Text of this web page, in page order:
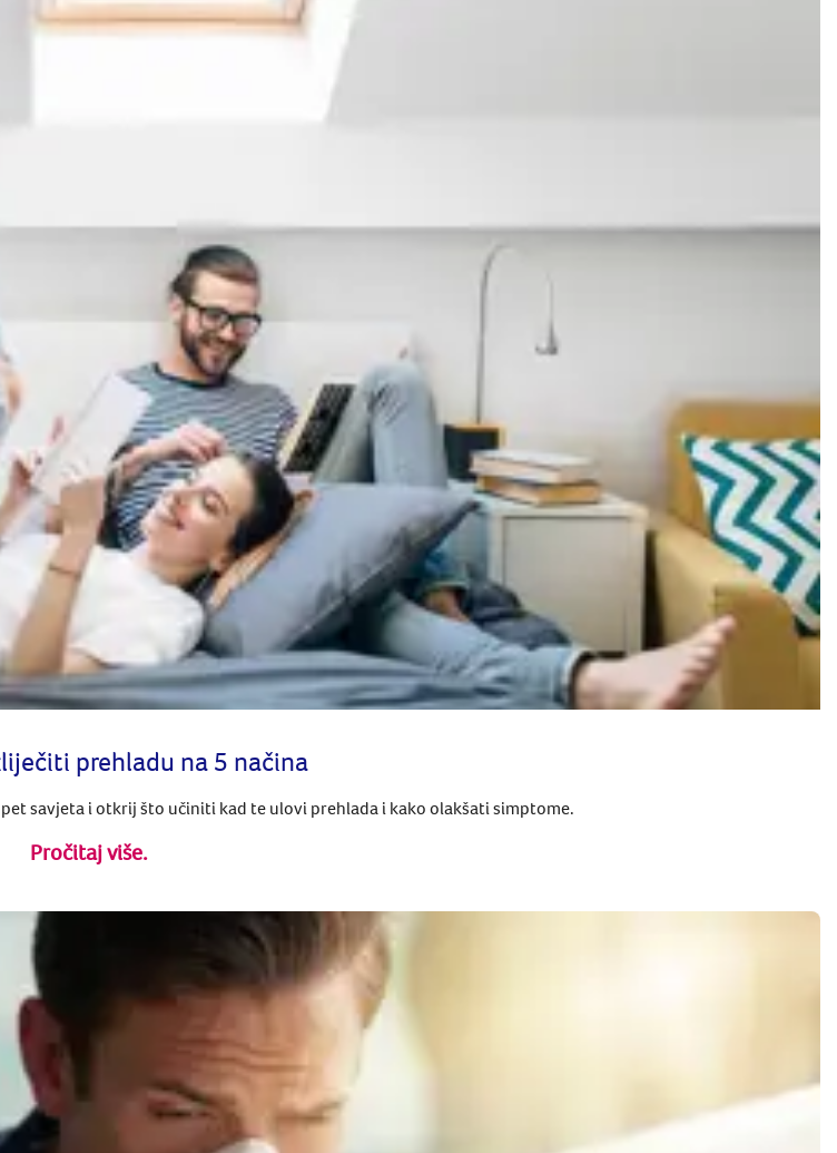
prehladu na 5 načina
savjeta i otkrij što učiniti kad te ulovi prehlada i kako olakšati simptome.
Pročitaj više.